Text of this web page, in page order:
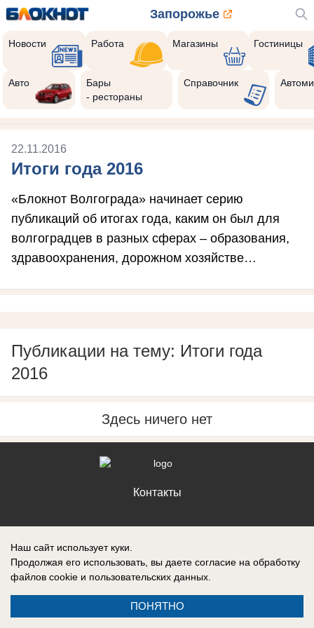
Запорожье
Новости Работа Магазины Гостиницы
Авто
Бары
- рестораны
Справочник
22.11.2016
Итоги года 2016
«Блокнот Волгограда» начинает серию
публикаций об итогах года, каким он был для
волгоградцев в разных сферах – образования,
здравоохранения, дорожном хозяйстве…
Публикации на тему: Итоги года
2016
Здесь ничего нет
Контакты
Запись о регистрации СМИ: Эл № ФС77-88610, выдано Федеральной
службой по надзору в сфере связи, информационных технологий и
Наш сайт использует куки.
Продолжая его использовать, вы даете согласие на обработку
файлов cookie и пользовательских данных.
ПОНЯТНО